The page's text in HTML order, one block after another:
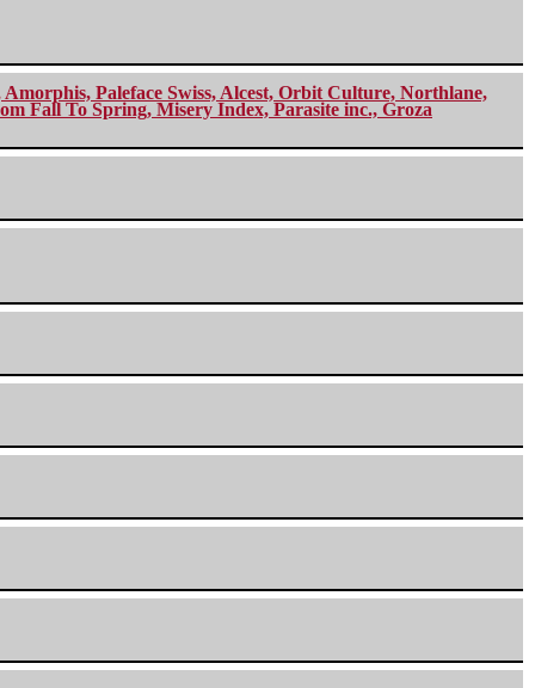
Paleface Swiss, Alcest, Orbit Culture, Northlane,
Fall To Spring, Misery Index, Parasite inc., Groza